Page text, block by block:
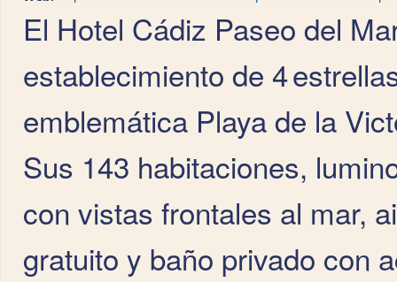
El Hotel Cádiz Paseo del
establecimiento de 4
emblemática Playa de la
Sus 143 habitaciones,
con vistas frontales al mar,
gratuito y baño privado con